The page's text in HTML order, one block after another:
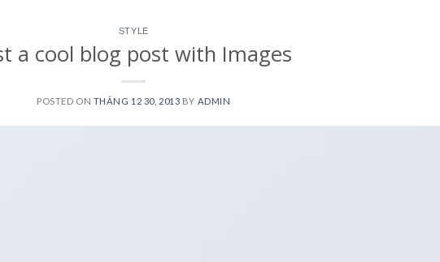
STYLE
a cool blog post with Images
POSTED ON THÁNG 12 30, 2013 BY ADMIN